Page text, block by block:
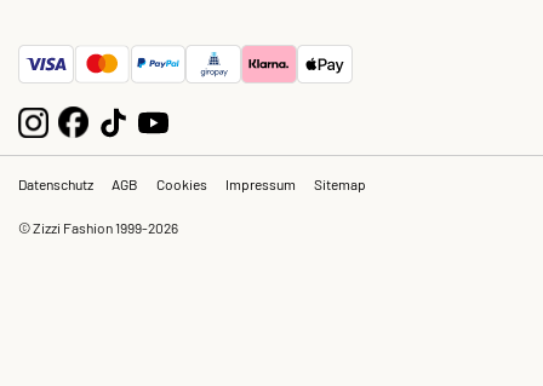
Datenschutz AGB Cookies Impressum Sitemap
© Zizzi Fashion 1999-2026